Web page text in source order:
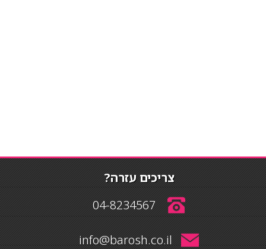
צריכים עזרה?
04-8234567
info@barosh.co.il